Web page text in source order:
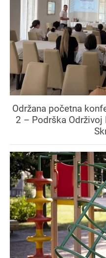
Održana početna
2 – Podrška